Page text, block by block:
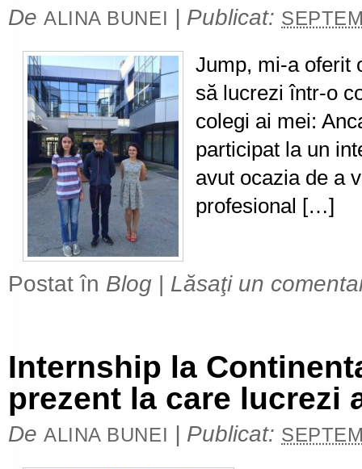
De ALINA BUNEI | Publicat:
Jump, mi-a oferit
să lucrezi într-o
colegi ai mei:
participat la un
avut ocazia de a
profesional […]
Postat în Blog | Lăsaţi un
Internship la
prezent la care lucrezi
De ALINA BUNEI | Publicat: